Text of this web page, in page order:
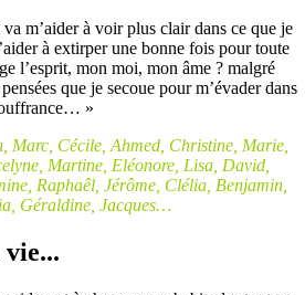
m’aider à voir plus clair dans ce que je
à extirper une bonne fois pour toute
l’esprit, mon moi, mon âme ? malgré
que je secoue pour m’évader dans
»
Marc, Cécile, Ahmed, Christine, Marie,
Martine, Eléonore, Lisa, David,
Raphaêl, Jérôme, Clélia, Benjamin,
Géraldine, Jacques…